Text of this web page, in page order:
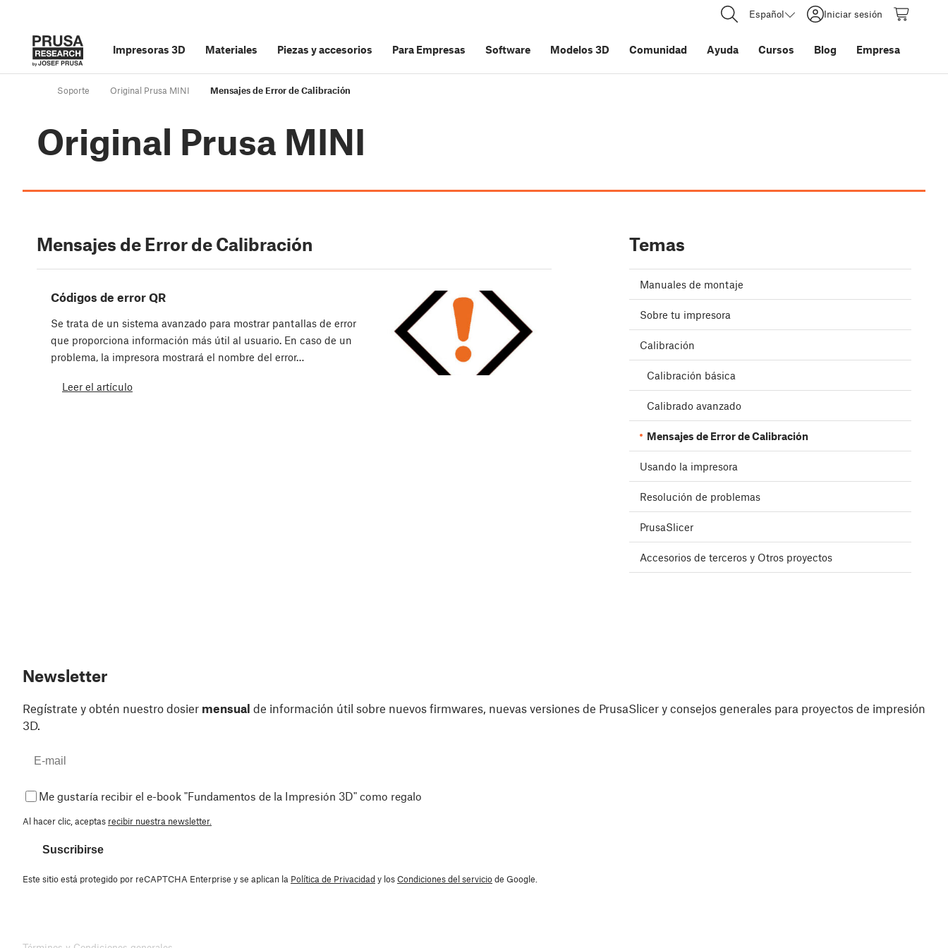
Español Iniciar sesión
Impresoras 3D Materiales Piezas y accesorios Para Empresas Software Modelos 3D Comunidad Ayuda Cursos Blog Empresa
Soporte Original Prusa MINI Mensajes de Error de Calibración
Original Prusa MINI
Mensajes de Error de Calibración
Códigos de error QR
Se trata de un sistema avanzado para mostrar pantallas de error
que proporciona información más útil al usuario. En caso de un
problema, la impresora mostrará el nombre del error…
Leer el artículo
Temas
Manuales de montaje
Sobre tu impresora
Calibración
Calibración básica
Calibrado avanzado
Mensajes de Error de Calibración
Usando la impresora
Resolución de problemas
PrusaSlicer
Accesorios de terceros y Otros proyectos
Newsletter
Regístrate y obtén nuestro dosier mensual de información útil sobre nuevos firmwares, nuevas versiones de PrusaSlicer y consejos generales para proyectos de impresión
3D.
Me gustaría recibir el e-book "Fundamentos de la Impresión 3D" como regalo
Al hacer clic, aceptas recibir nuestra newsletter.
Suscribirse
Este sitio está protegido por reCAPTCHA Enterprise y se aplican la Política de Privacidady losCondiciones del serviciode Google.